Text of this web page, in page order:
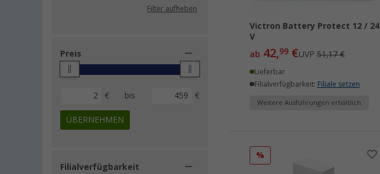
Filter aufheben
Preis
€ bis €
ÜBERNEHMEN
Filialverfügbarkeit
Victron Battery Protect 12 / 24
V
ab 42,99 €UVP51,17 €
Lieferbar
Filialverfügbarkeit: Filiale setzen
Weitere Ausführungen erhältlich
%